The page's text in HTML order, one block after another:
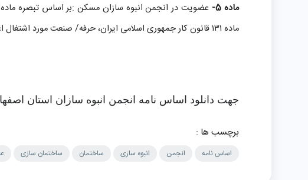
ماده 5- عضویت در انجمن انبوه سازان مسکن :بر اساس تبصره ماده
ماده ۱۳۱قانون کار جمهوری اسلامی ایران، حرفه/ صنعت مورد اشتغال
جهت دانلود اساس نامه انجمن انبوه سازان استان
برچسب ها :
اساس نامه انجمن انبوه سازی ساختمان ساختمان سازی